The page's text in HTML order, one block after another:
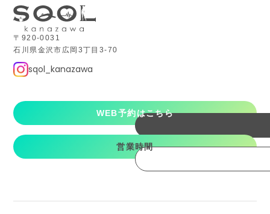
〒920-0031
石川県金沢市広岡3丁目3-70
sqol_kanazawa
WEB予約はこちら
営業時間